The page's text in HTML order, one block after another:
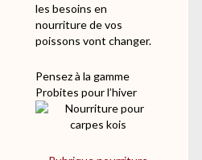
les besoins en
nourriture de vos
poissons vont changer.
Pensez à la gamme
Probites pour l’hiver